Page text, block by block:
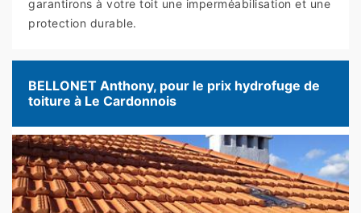
garantirons à votre toit une imperméabilisation et une
protection durable.
BELLONET Anthony, pour le prix hydrofuge de
toiture à Le Cardonnois